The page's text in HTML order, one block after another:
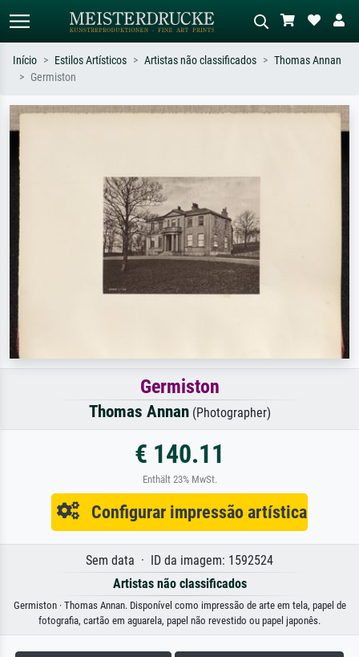
Pesquise por artista, título ou estilo –
impressionismo, onda de Hokusai, nu.
abstrato com muito vermelho, pintura
Início Estilos Artísticos Artistas não classificados
Thomas Annan
Germiston
Germiston
Thomas Annan(Photographer)
€ 140.11
Enthält 23% MwSt.
Configurar impressão artística
Sem data · ID da imagem: 1592524
Artistas não classificados
Germiston · Thomas Annan. Disponível como impressão de arte em tela, papel de
fotografia, cartão em aguarela, papel não revestido ou papel japonês.